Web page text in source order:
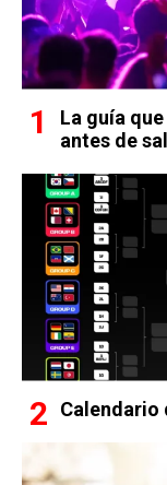
La guía
antes de
Calendario